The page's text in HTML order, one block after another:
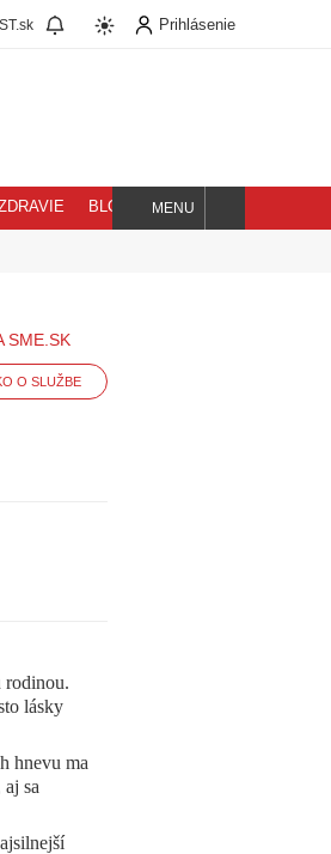
Prihlásenie
BLOG
Hľadaj
MENU
SME.SK
O SLUŽBE
rodinou.
lásky
hnevu ma
sa